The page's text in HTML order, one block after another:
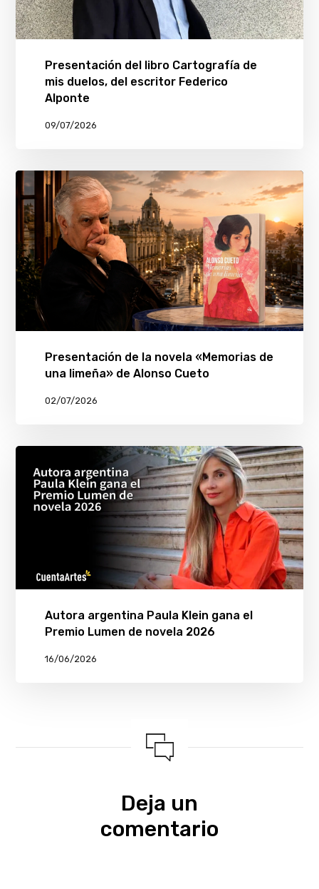
Presentación del libro Cartografía de
mis duelos, del escritor Federico
Alponte
09/07/2026
Presentación de la novela «Memorias de
una limeña» de Alonso Cueto
02/07/2026
Autora argentina Paula Klein gana el
Premio Lumen de novela 2026
16/06/2026
Deja un
comentario